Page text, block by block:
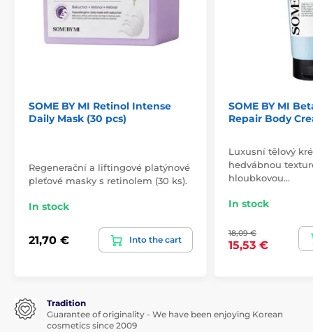
SOME BY MI Retinol Intense
Daily Mask (30 pcs)
Regenerační a liftingové platýnové
pleťové masky s retinolem (30 ks).
In stock
21,70 € Into the cart
SOME BY MI
Repair Body
Luxusní tělový
hedvábnou
hloubkovou…
In stock
18,09 €
15,53 €
Tradition
Guarantee of originality - We have been enjoying Korean
cosmetics since 2009